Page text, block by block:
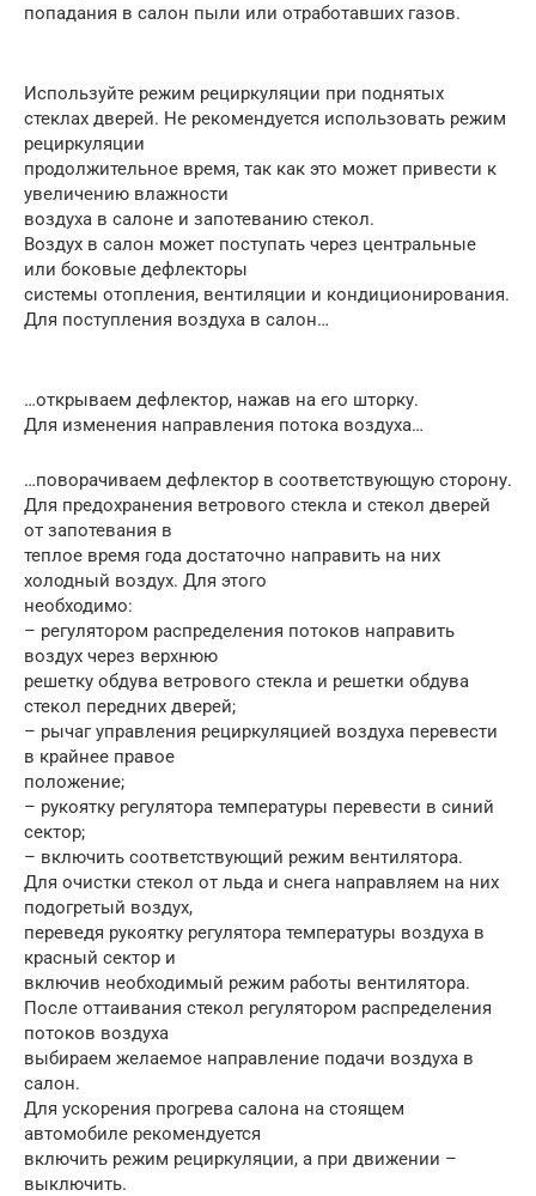
попадания в салон пыли или отработавших газов.
Используйте режим рециркуляции при поднятых
стеклах дверей. Не рекомендуется использовать режим
рециркуляции
продолжительное время, так как это может привести к
увеличению влажности
воздуха в салоне и запотеванию стекол.
Воздух в салон может поступать через центральные
или боковые дефлекторы
системы отопления, вентиляции и кондиционирования.
Для поступления воздуха в салон…
…открываем дефлектор, нажав на его шторку.
Для изменения направления потока воздуха…
…поворачиваем дефлектор в соответствующую сторону.
Для предохранения ветрового стекла и стекол дверей
от запотевания в
теплое время года достаточно направить на них
холодный воздух. Для этого
необходимо:
– регулятором распределения потоков направить
воздух через верхнюю
решетку обдува ветрового стекла и решетки обдува
стекол передних дверей;
– рычаг управления рециркуляцией воздуха перевести
в крайнее правое
положение;
– рукоятку регулятора температуры перевести в синий
сектор;
– включить соответствующий режим вентилятора.
Для очистки стекол от льда и снега направляем на них
подогретый воздух,
переведя рукоятку регулятора температуры воздуха в
красный сектор и
включив необходимый режим работы вентилятора.
После оттаивания стекол регулятором распределения
потоков воздуха
выбираем желаемое направление подачи воздуха в
салон.
Для ускорения прогрева салона на стоящем
автомобиле рекомендуется
включить режим рециркуляции, а при движении –
выключить.